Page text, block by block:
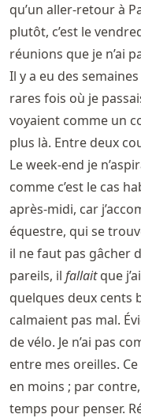
qu’un aller-retour à
plutôt, c’est le
réunions que je n’ai
Il y a eu des
rares fois où je
voyaient comme un
plus là. Entre deux
Le week-end je
comme c’est le cas
après-midi, car
équestre, qui se
il ne faut pas gâcher
pareils, il fallaitque
quelques deux cents
calmaient pas mal.
de vélo. Je n’ai pas
entre mes oreilles.
en moins ; par
temps pour penser.